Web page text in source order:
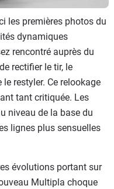
les premières photos du
dynamiques
rencontré auprès du
rectifier le tir, le
restyler. Ce relookage
tant critiquée. Les
niveau de la base du
lignes plus sensuelles
évolutions portant sur
Multipla choque